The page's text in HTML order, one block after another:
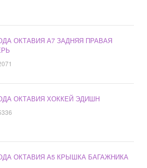
ОКТАВИЯ А7 ЗАДНЯЯ ПРАВАЯ
ОКТАВИЯ ХОККЕЙ ЭДИШН
ОКТАВИЯ А5 КРЫШКА БАГАЖНИКА